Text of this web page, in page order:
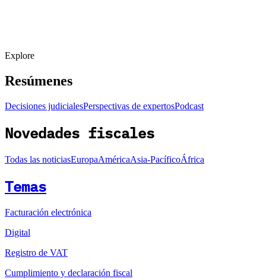
Explore
Resúmenes
Decisiones judicialesPerspectivas de expertosPodcast
Novedades fiscales
Todas las noticiasEuropaAméricaAsia-PacíficoÁfrica
Temas
Facturación electrónica
Digital
Registro de VAT
Cumplimiento y declaración fiscal